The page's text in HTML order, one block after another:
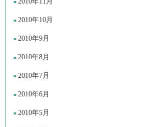
2010年10月
2010年9月
2010年8月
2010年7月
2010年6月
2010年5月